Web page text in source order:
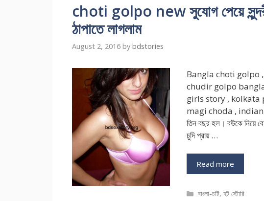
choti golpo new সুযোগ পেয়ে সুন্দরী
ঠাপাতে লাগলাম
August 2, 2016 by bdstories
Bangla choti golpo
chudir golpo
girls story , kolkata
magi choda , indian
তিন বছর হল। বউকে নিয়ে
চুদি প্রায় …
Read more
Categories
বাংলা-চটি,হট স্টোরি